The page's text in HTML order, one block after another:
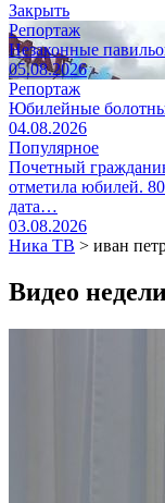
Закрыть
Репортаж
Незаконные
05.08.2026
Репортаж
Юбилейные
04.08.2026
Популярное
Почетный
отметила юбилей.
дата…
03.08.2026
Ника ТВ > иван
Видео